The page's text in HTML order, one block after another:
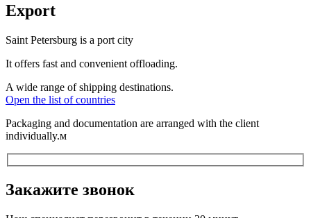
Export
Saint Petersburg is a port city
It offers fast and convenient offloading.
A wide range of shipping destinations.
Open the list of countries
Packaging and documentation are arranged with the client
individually.м
Закажите звонок